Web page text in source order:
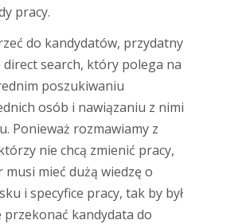
pracy.
do kandydatów, przydatny
direct search, który polega na
poszukiwaniu
osób i nawiązaniu z nimi
Ponieważ rozmawiamy z
nie chcą zmienić pracy,
mieć dużą wiedzę o
i specyfice pracy, tak by był
przekonać kandydata do